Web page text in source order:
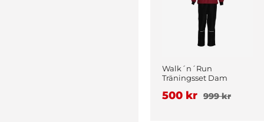
Walk´n´Run
Träningsset Dam
500 kr 999 kr